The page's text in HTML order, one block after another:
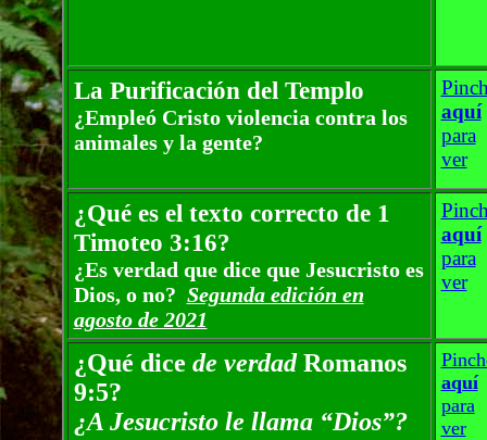
La Purificación del Templo
¿Empleó Cristo violencia contra los
animales y la gente?
aquí
para
ver
¿Qué es el texto correcto de 1
Timoteo 3:16?
¿Es verdad que dice que Jesucristo es
Dios, o no? Segunda edición en
agosto de 2021
aquí
para
ver
¿Qué dice de verdadRomanos
9:5?
¿A Jesucristo le llama “Dios”?
aquí
para
ver